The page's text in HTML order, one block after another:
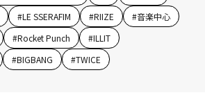
#LE SSERAFIM #RIIZE #音楽中心
#Rocket Punch #ILLIT
#BIGBANG #TWICE